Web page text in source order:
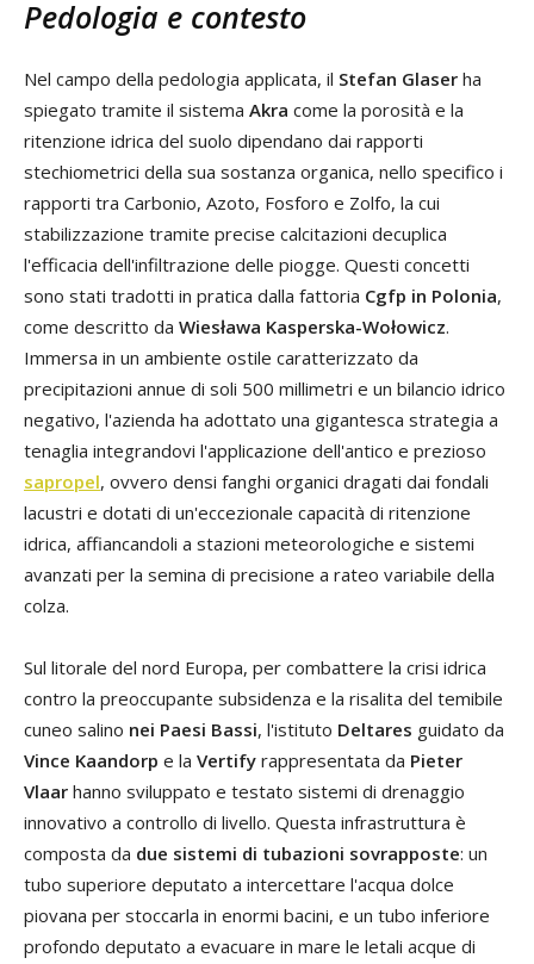
Pedologia e contesto
Nel campo della pedologia applicata, il Stefan Glaser ha
spiegato tramite il sistema Akra come la porosità e la
ritenzione idrica del suolo dipendano dai rapporti
stechiometrici della sua sostanza organica, nello specifico i
rapporti tra Carbonio, Azoto, Fosforo e Zolfo, la cui
stabilizzazione tramite precise calcitazioni decuplica
l'efficacia dell'infiltrazione delle piogge. Questi concetti
sono stati tradotti in pratica dalla fattoria Cgfp in Polonia,
come descritto da Wiesława Kasperska-Wołowicz.
Immersa in un ambiente ostile caratterizzato da
precipitazioni annue di soli 500 millimetri e un bilancio idrico
negativo, l'azienda ha adottato una gigantesca strategia a
tenaglia integrandovi l'applicazione dell'antico e prezioso
sapropel, ovvero densi fanghi organici dragati dai fondali
lacustri e dotati di un'eccezionale capacità di ritenzione
idrica, affiancandoli a stazioni meteorologiche e sistemi
avanzati per la semina di precisione a rateo variabile della
colza.
Sul litorale del nord Europa, per combattere la crisi idrica
contro la preoccupante subsidenza e la risalita del temibile
cuneo salino nei Paesi Bassi, l'istituto Deltares guidato da
Vince Kaandorp e la Vertify rappresentata da Pieter
Vlaar hanno sviluppato e testato sistemi di drenaggio
innovativo a controllo di livello. Questa infrastruttura è
composta da due sistemi di tubazioni sovrapposte: un
tubo superiore deputato a intercettare l'acqua dolce
piovana per stoccarla in enormi bacini, e un tubo inferiore
profondo deputato a evacuare in mare le letali acque di